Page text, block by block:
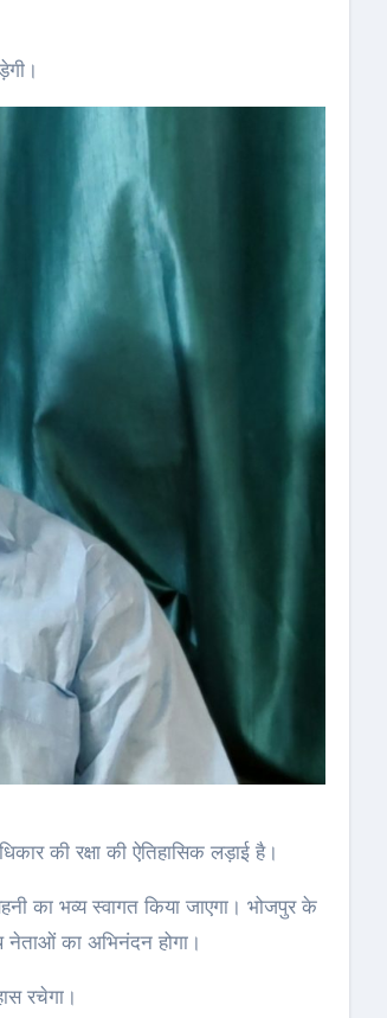
की रक्षा की ऐतिहासिक लड़ाई है।
का भव्य स्वागत किया जाएगा। भोजपुर के
का अभिनंदन होगा।
रचेगा।